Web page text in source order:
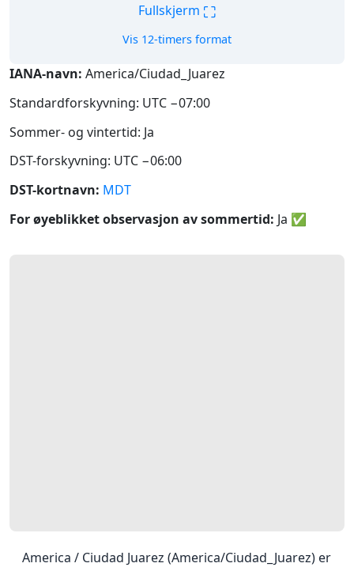
Fullskjerm ⛶
Vis 12-timers format
IANA-navn: America/Ciudad_Juarez
Standardforskyvning: UTC −07:00
Sommer- og vintertid: Ja
DST-forskyvning: UTC −06:00
DST-kortnavn: MDT
For øyeblikket observasjon av sommertid: Ja ✅
America / Ciudad Juarez (America/Ciudad_Juarez) er